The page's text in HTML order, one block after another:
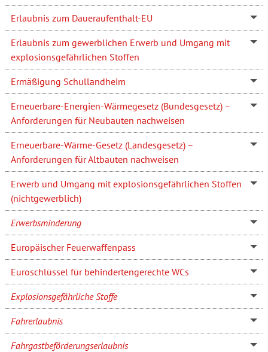
Erlaubnis zum Daueraufenthalt-EU
Erlaubnis zum gewerblichen Erwerb und Umgang mit
explosionsgefährlichen Stoffen
Ermäßigung Schullandheim
Erneuerbare-Energien-Wärmegesetz (Bundesgesetz) –
Anforderungen für Neubauten nachweisen
Erneuerbare-Wärme-Gesetz (Landesgesetz) –
Anforderungen für Altbauten nachweisen
Erwerb und Umgang mit explosionsgefährlichen Stoffen
(nichtgewerblich)
Erwerbsminderung
Europäischer Feuerwaffenpass
Euroschlüssel für behindertengerechte WCs
Explosionsgefährliche Stoffe
Fahrerlaubnis
Fahrgastbeförderungserlaubnis